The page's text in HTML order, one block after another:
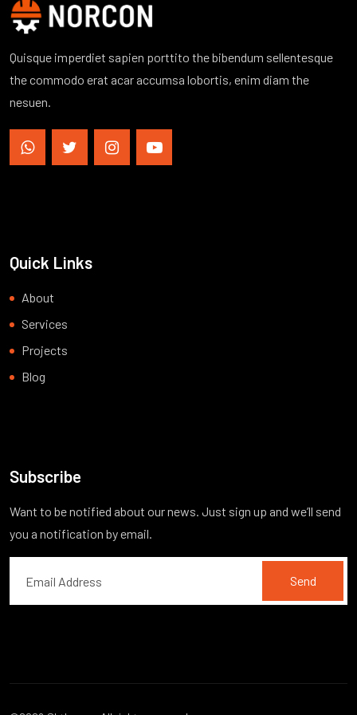
Quisque imperdiet sapien porttito the bibendum sellentesque
the commodo erat acar accumsa lobortis, enim diam the
nesuen.
Quick Links
About
Services
Projects
Blog
Subscribe
Want to be notified about our news. Just sign up and we’ll send
you a notification by email.